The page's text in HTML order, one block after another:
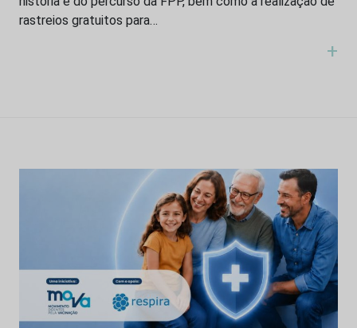
rastreios gratuitos para…
+